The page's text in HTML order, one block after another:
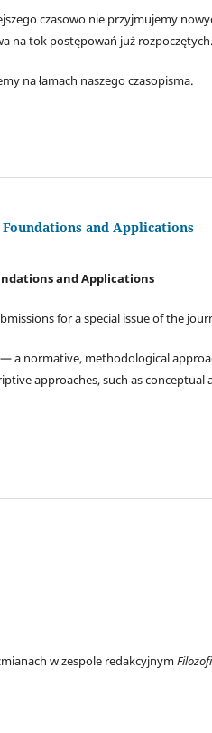
czasowo nie przyjmujemy
na tok postępowań już rozpoczętych.
na łamach naszego czasopisma.
and Applications
and Applications
for a special issue of the
a normative, methodological
approaches, such as
w zespole redakcyjnym